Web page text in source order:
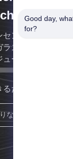
センAnpoの知性の
ラスを専門にして
ュールは、経験の
るだけ早く連絡し
Good day,
for?